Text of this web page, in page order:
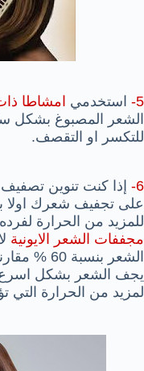
5- استخدمي امشاطا
الشعر المصبوغ بشكل
للتكسر او التقصف.
6-
إذا كنت تنوين
على تجفيف شعرك اولا
للمزيد من الحرارة
مجففات الشعر الايونية
الشعر
يجف الشعر بشكل
لمزيد من الحرارة